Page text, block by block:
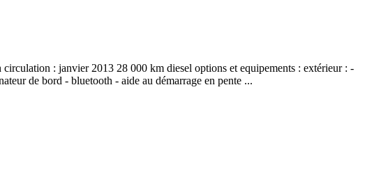
: janvier 2013 28 000 km diesel options et equipements : extérieur : -
de bord - bluetooth - aide au démarrage en pente ...